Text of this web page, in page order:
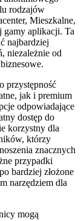
rodzajów
Mieszkalne,
gamy aplikacji. Ta
najbardziej
niezależnie od
przystępność
jak i premium
odpowiadające
dostęp do
korzystny dla
którzy
znacznych
przypadki
bardziej złożone
narzędziem dla
mogą